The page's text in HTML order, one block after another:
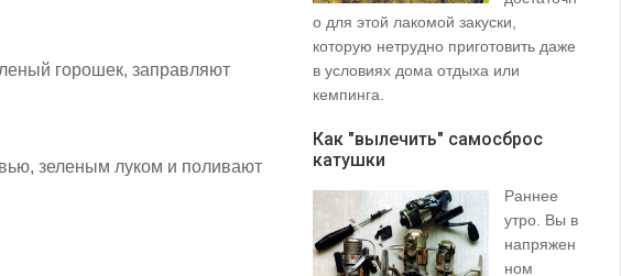
горошек, заправляют
зеленым луком и поливают
о для этой лакомой закуски,
которую нетрудно приготовить даже
в условиях дома отдыха или
кемпинга.
Как "вылечить" самосброс
катушки
Раннее
утро. Вы в
напряжен
ном